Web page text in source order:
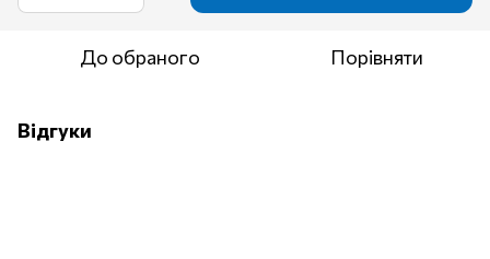
До обраного Порівняти
Відгуки